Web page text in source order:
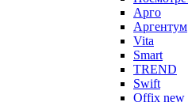
Арго
Аргентум
Vita
Smart
TREND
Swift
Offix new